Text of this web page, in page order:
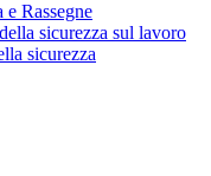
Rassegne
sicurezza sul lavoro
sicurezza